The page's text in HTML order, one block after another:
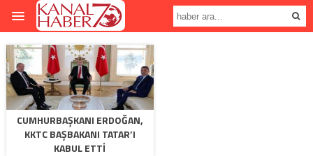
CUMHURBAŞKANI ERDOĞAN,
KKTC BAŞBAKANI TATAR’I
KABUL ETTI